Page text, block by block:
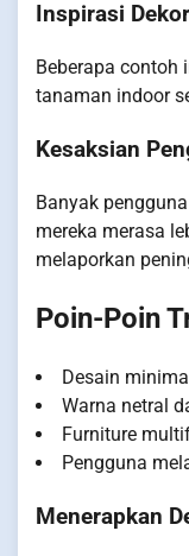
Inspirasi
Beberapa contoh
tanaman indoor
Kesaksian
Banyak
mereka merasa
melaporkan
Poin-Poin
Desain
Warna netral
Furniture
Pengguna
Menerapkan